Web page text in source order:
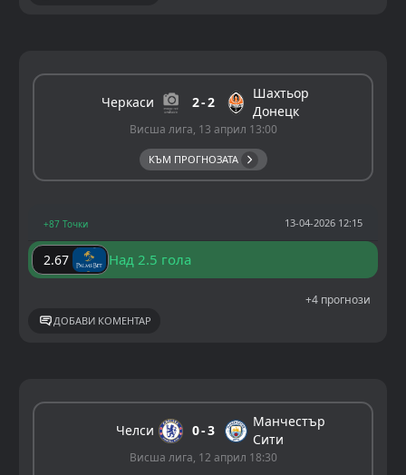
Черкаси 2 2
Шахтьор
Донецк
Висша лига, 13 април 13:00
КЪМ ПРОГНОЗАТА
+87 Точки 13-04-2026 12:15
2.67 Над 2.5 гола
+4 прогнози
ДОБАВИ КОМЕНТАР
Челси 0 3
Манчестър
Сити
Висша лига, 12 април 18:30